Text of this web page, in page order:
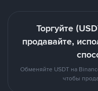
Торгуйте
продавайте,
Обменяйте USDT на
чтобы